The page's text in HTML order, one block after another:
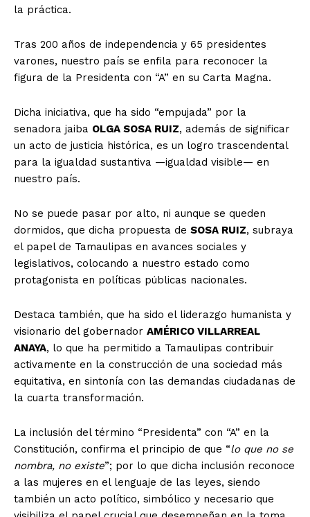
la práctica.
Tras 200 años de independencia y 65 presidentes
varones, nuestro país se enfila para reconocer la
figura de la Presidenta con “A” en su Carta Magna.
Dicha iniciativa, que ha sido “empujada” por la
senadora jaiba OLGA SOSA RUIZ, además de significar
un acto de justicia histórica, es un logro trascendental
para la igualdad sustantiva —igualdad visible— en
nuestro país.
No se puede pasar por alto, ni aunque se queden
dormidos, que dicha propuesta de SOSA RUIZ, subraya
el papel de Tamaulipas en avances sociales y
legislativos, colocando a nuestro estado como
protagonista en políticas públicas nacionales.
Destaca también, que ha sido el liderazgo humanista y
visionario del gobernador AMÉRICO VILLARREAL
ANAYA, lo que ha permitido a Tamaulipas contribuir
activamente en la construcción de una sociedad más
equitativa, en sintonía con las demandas ciudadanas de
la cuarta transformación.
La inclusión del término “Presidenta” con “A” en la
Constitución, confirma el principio de que “lo que no se
nombra, no existe”; por lo que dicha inclusión reconoce
a las mujeres en el lenguaje de las leyes, siendo
también un acto político, simbólico y necesario que